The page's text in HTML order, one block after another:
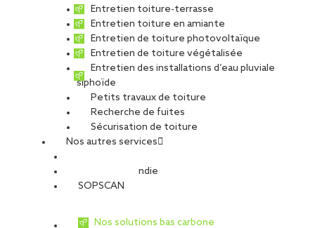
Entretien toiture-terrasse
Entretien toiture en amiante
Entretien de toiture photovoltaïque
Entretien de toiture végétalisée
Entretien des installations d’eau pluviale
siphoïde
Petits travaux de toiture
Recherche de fuites
Sécurisation de toiture
Nos autres services
Sécurité Incendie
SOPSCAN
Nos solutions bas carbone